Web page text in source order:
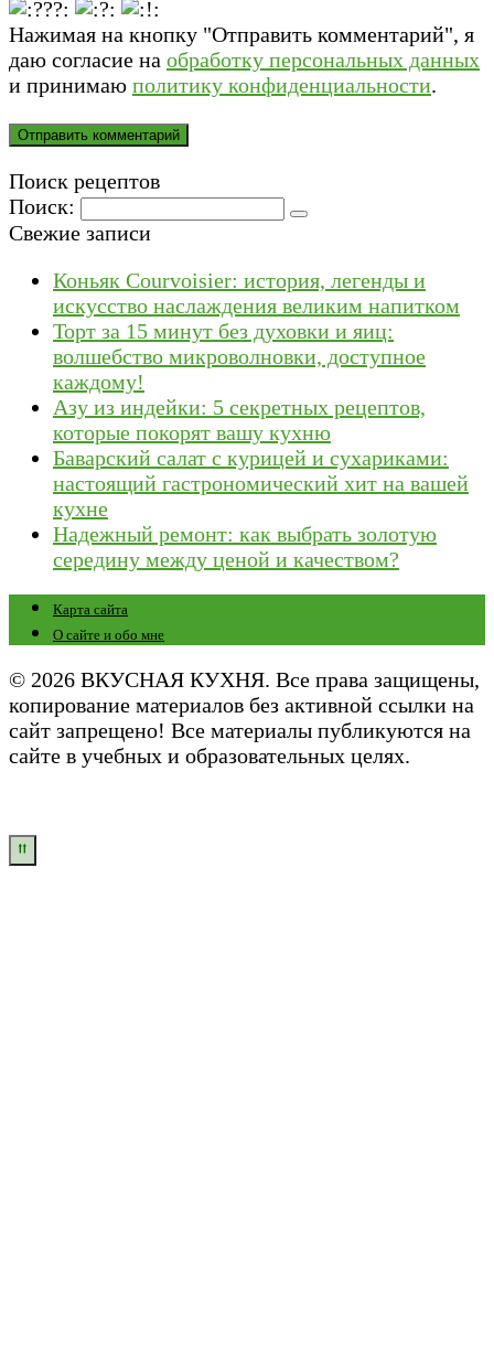
Нажимая на кнопку "Отправить комментарий", я
даю согласие на обработку персональных данных
и принимаю политику конфиденциальности.
Поиск рецептов
Поиск:
Свежие записи
Коньяк Courvoisier: история, легенды и
искусство наслаждения великим напитком
Торт за 15 минут без духовки и яиц:
волшебство микроволновки, доступное
каждому!
Азу из индейки: 5 секретных рецептов,
которые покорят вашу кухню
Баварский салат с курицей и сухариками:
настоящий гастрономический хит на вашей
кухне
Надежный ремонт: как выбрать золотую
середину между ценой и качеством?
Карта сайта
О сайте и обо мне
© 2026 ВКУСНАЯ КУХНЯ. Все права защищены,
копирование материалов без активной ссылки на
сайт запрещено! Все материалы публикуются на
сайте в учебных и образовательных целях.